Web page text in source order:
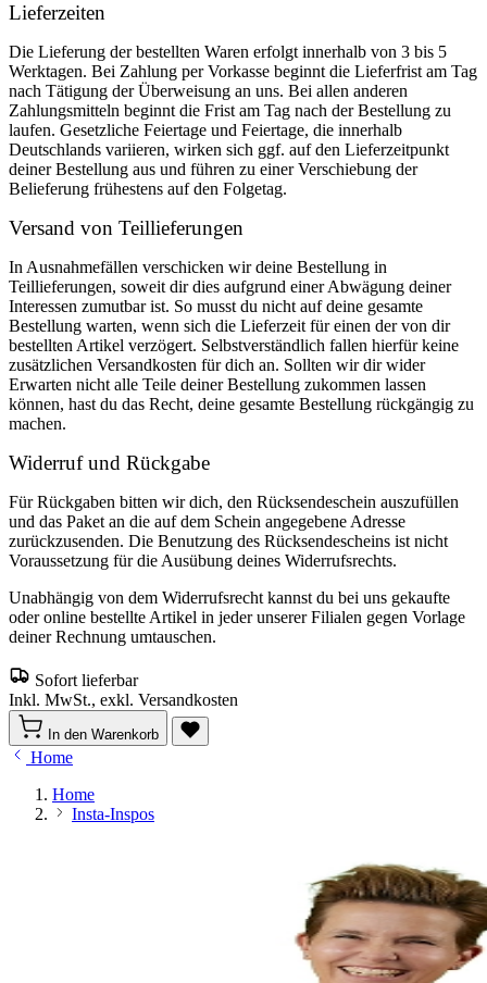
Lieferzeiten
Die Lieferung der bestellten Waren erfolgt innerhalb von 3 bis 5
Werktagen. Bei Zahlung per Vorkasse beginnt die Lieferfrist am Tag
nach Tätigung der Überweisung an uns. Bei allen anderen
Zahlungsmitteln beginnt die Frist am Tag nach der Bestellung zu
laufen. Gesetzliche Feiertage und Feiertage, die innerhalb
Deutschlands variieren, wirken sich ggf. auf den Lieferzeitpunkt
deiner Bestellung aus und führen zu einer Verschiebung der
Belieferung frühestens auf den Folgetag.
Versand von Teillieferungen
In Ausnahmefällen verschicken wir deine Bestellung in
Teillieferungen, soweit dir dies aufgrund einer Abwägung deiner
Interessen zumutbar ist. So musst du nicht auf deine gesamte
Bestellung warten, wenn sich die Lieferzeit für einen der von dir
bestellten Artikel verzögert. Selbstverständlich fallen hierfür keine
zusätzlichen Versandkosten für dich an. Sollten wir dir wider
Erwarten nicht alle Teile deiner Bestellung zukommen lassen
können, hast du das Recht, deine gesamte Bestellung rückgängig zu
machen.
Widerruf und Rückgabe
Für Rückgaben bitten wir dich, den Rücksendeschein auszufüllen
und das Paket an die auf dem Schein angegebene Adresse
zurückzusenden. Die Benutzung des Rücksendescheins ist nicht
Voraussetzung für die Ausübung deines Widerrufsrechts.
Unabhängig von dem Widerrufsrecht kannst du bei uns gekaufte
oder online bestellte Artikel in jeder unserer Filialen gegen Vorlage
deiner Rechnung umtauschen.
Sofort lieferbar
Inkl. MwSt., exkl. Versandkosten
In den Warenkorb
Home
Home
Insta-Inspos